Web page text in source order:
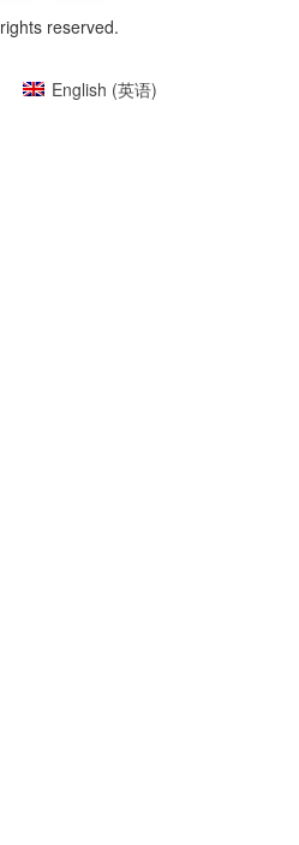
reserved.
English (英语)